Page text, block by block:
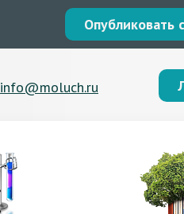
Опубликовать
info@moluch.ru